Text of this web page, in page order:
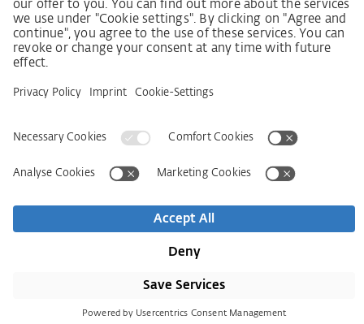
Lieferkettensorgfaltspflichtengesetz
Lieferantenkodex
Grundsatzerklärung Menschenrechtsstrategie
Erklärung zur Barrierefreiheit